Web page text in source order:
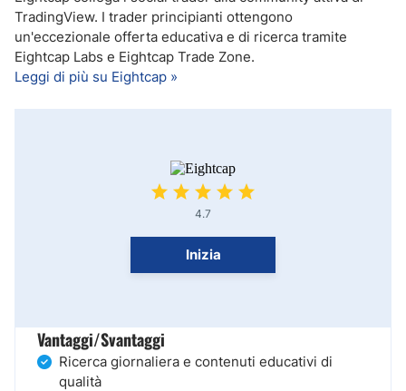
TradingView. I trader principianti ottengono
un'eccezionale offerta educativa e di ricerca tramite
Eightcap Labs e Eightcap Trade Zone.
Leggi di più su Eightcap »
4.7
Inizia
Vantaggi/Svantaggi
Ricerca giornaliera e contenuti educativi di
qualità